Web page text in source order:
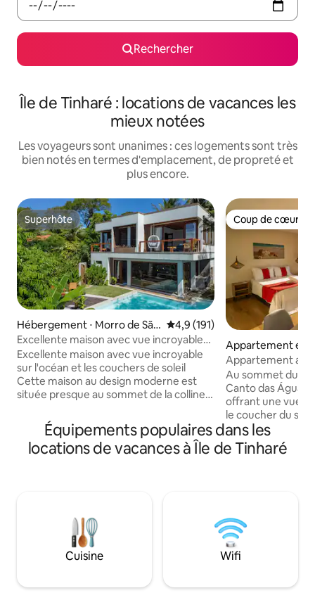
Rechercher
Île de Tinharé : locations de vacances les
mieux notées
Les voyageurs sont unanimes : ces logements sont très
bien notés en termes d'emplacement, de propreté et
plus encore.
Superhôte
Superhôte
Hébergement ⋅ Morro de São
Paulo
Évaluation moyenne sur la
4,9 (191)
Excellente maison avec vue incroyable
sur l'océan
Excellente maison avec vue incroyable
sur l'océan et les couchers de soleil
Cette maison au design moderne est
située presque au sommet de la colline
vue incroyable sur l'océan, de beaux
couchers de soleil et certains mois de
l'année, vous pouvez même avoir le
plein de verdure et avec une belle vue
sur l'océan, mais il est à seulement 430
mètres de la place principale du village.
Coup de cœur
Coup de cœur
Appartement en
ru
Appartement
coucher de soleil
Au sommet du
Canto das Águas
offrant une vue
le coucher du
à ici, il y a 15-20
quelques pentes
récompense est
sommes à 80
accès de la
les plages de
Pedra, Praia da
Équipements populaires dans les
locations de vacances à Île de Tinharé
Cuisine Wifi